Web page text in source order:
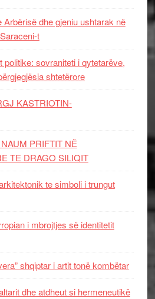
dhe gjeniu ushtarak në
t
politike: sovraniteti i qytetarëve,
shtetërore
KASTRIOTIN-
PRIFTIT NË
TE DRAGO SILIQIT
te simboli i trungut
i mbrojtjes së identitetit
shqiptar i artit tonë kombëtar
dhe atdheut si hermeneutikë